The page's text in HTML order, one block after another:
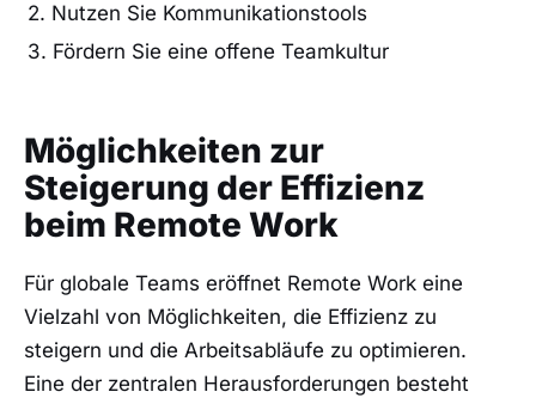
2. Nutzen Sie⁣ Kommunikationstools
3. Fördern Sie‍ eine offene Teamkultur
Möglichkeiten⁤ zur
⁢Steigerung der Effizienz
beim Remote Work
Für globale Teams ⁣eröffnet Remote Work eine
Vielzahl‍ von Möglichkeiten, die Effizienz zu
steigern und die Arbeitsabläufe zu optimieren.
Eine ​der zentralen Herausforderungen besteht